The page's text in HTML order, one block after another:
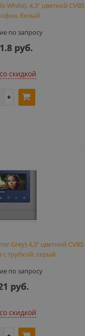
White), 4,3" цветной CVBS
белый
по запросу
руб.
скидкой
Grey) 4,3" цветной CVBS
трубкой, серый
по запросу
руб.
скидкой